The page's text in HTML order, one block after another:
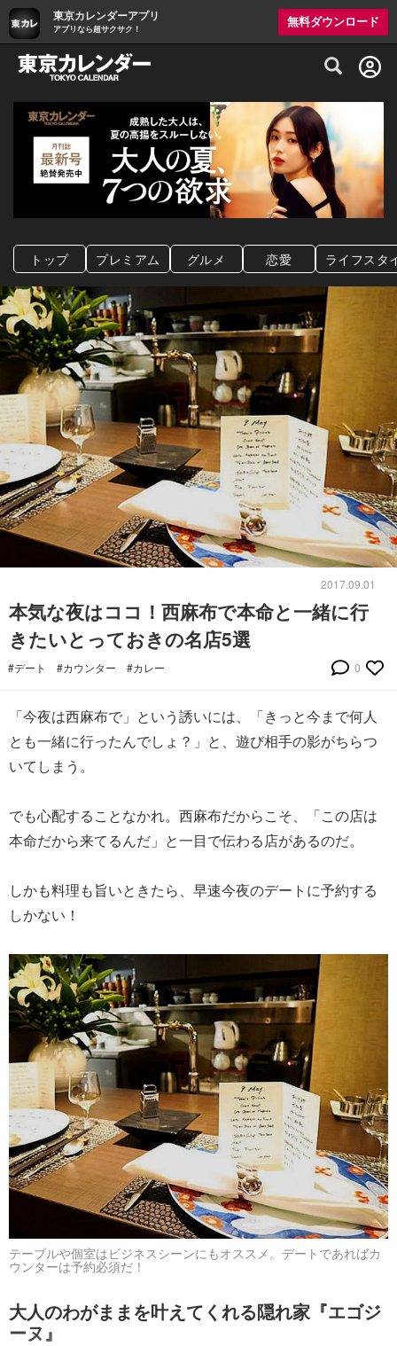
東京カレンダーアプリ
アプリなら超サクサク！
無料ダウンロード
グルメ情報・プレミアムレストラン予約
トップ プレミアム グルメ 恋愛 ライフスタ
2017.09.01
本気な夜はココ！西麻布で本命と一緒に行
きたいとっておきの名店5選
#デート #カウンター #カレー 0
「今夜は西麻布で」という誘いには、「きっと今まで何人
とも一緒に行ったんでしょ？」と、遊び相手の影がちらつ
いてしまう。
でも心配することなかれ。西麻布だからこそ、「この店は
本命だから来てるんだ」と一目で伝わる店があるのだ。
しかも料理も旨いときたら、早速今夜のデートに予約する
しかない！
テーブルや個室はビジネスシーンにもオススメ。デートであればカ
ウンターは予約必須だ！
大人のわがままを叶えてくれる隠れ家『エゴジ
ーヌ』